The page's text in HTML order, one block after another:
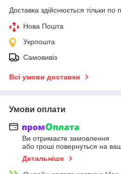
Доставка здійснюється тільки по
Нова Пошта
Укрпошта
Самовивіз
Всі умови доставки
Умови оплати
Ви отримаєте замовлення
або гроші повернуться на
Детальніше